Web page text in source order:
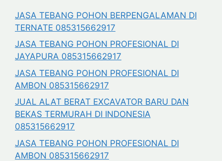
JASA TEBANG POHON BERPENGALAMAN DI
TERNATE 085315662917
JASA TEBANG POHON PROFESIONAL DI
JAYAPURA 085315662917
JASA TEBANG POHON PROFESIONAL DI
AMBON 085315662917
JUAL ALAT BERAT EXCAVATOR BARU DAN
BEKAS TERMURAH DI INDONESIA
085315662917
JASA TEBANG POHON PROFESIONAL DI
AMBON 085315662917